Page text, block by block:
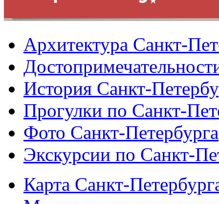
Архитектура Санкт-
История Санкт-
Прогулки по Санкт-
Фото Санкт-Петербурга
Экскурсии по Санкт-
Карта Санкт-